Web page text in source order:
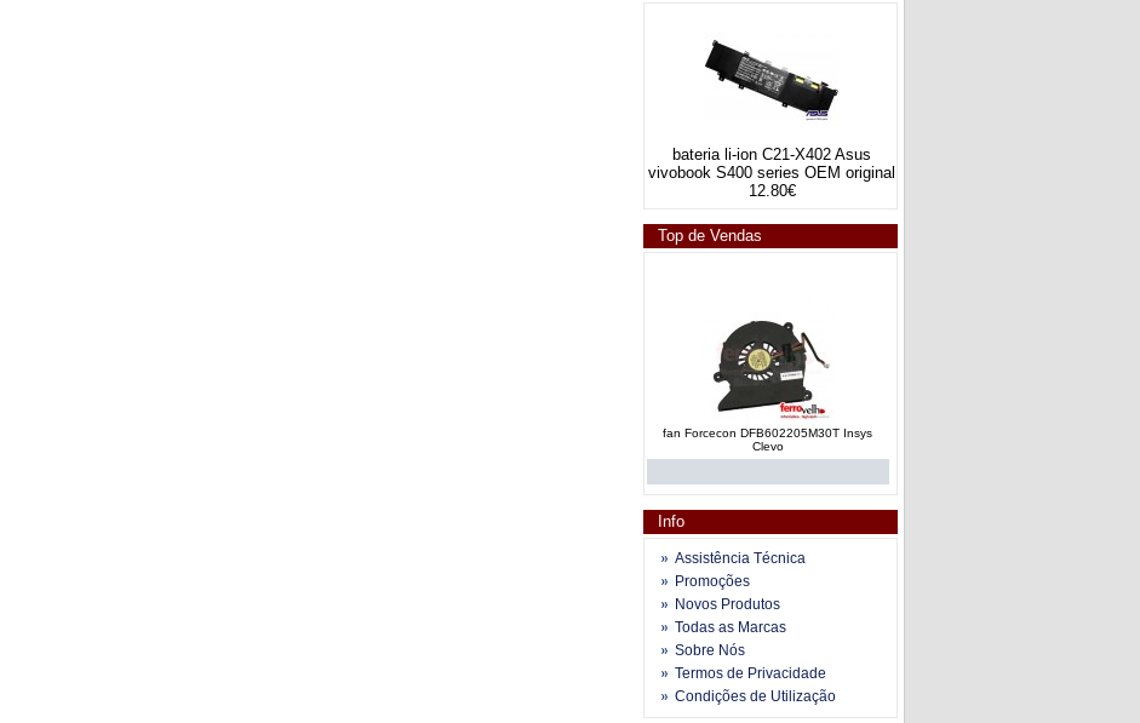
bateria li-ion C21-X402 Asus
vivobook S400 series OEM original
12.80€
Top de Vendas
Clevo
fan e dissipador calor AT019000110
Toshiba Satellite A200 series
Info
Assistência Técnica
Promoções
Novos Produtos
Todas as Marcas
Sobre Nós
Termos de Privacidade
Condições de Utilização